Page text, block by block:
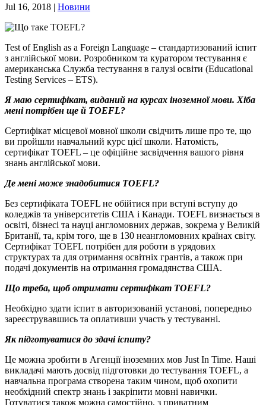
Jul 16, 2018 | Новини
Test of English as a Foreign Language – стандартизований іспит
з англійської мови. Розробником та куратором тестування є
американська Служба тестування в галузі освіти (Educational
Testing Services – ETS).
Я маю сертифікат, виданий на курсах іноземної мови. Хіба
мені потрібен ще й TOEFL?
Сертифікат місцевої мовної школи свідчить лише про те, що
ви пройшли навчальний курс цієї школи. Натомість,
сертифікат TOEFL – це офіційне засвідчення вашого рівня
знань англійської мови.
Де мені може знадобитися TOEFL?
Без сертифіката TOEFL не обійтися при вступі вступу до
коледжів та університетів США і Канади. TOEFL визнається в
освіті, бізнесі та науці англомовних держав, зокрема у Великій
Британії, та, крім того, ще в 130 неангломовних країнах світу.
Сертифікат TOEFL потрібен для роботи в урядових
структурах та для отримання освітніх грантів, а також при
подачі документів на отримання громадянства США.
Що треба, щоб отримати сертифікат TOEFL?
Необхідно здати іспит в авторизованій установі, попередньо
зареєструвавшись та оплативши участь у тестуванні.
Як підготуватися до здачі іспиту?
Це можна зробити в Агенції іноземних мов Just In Time. Наші
викладачі мають досвід підготовки до тестування TOEFL, а
навчальна програма створена таким чином, щоб охопити
необхідний спектр знань і закріпити мовні навички.
Готуватися також можна самостійно, з приватним